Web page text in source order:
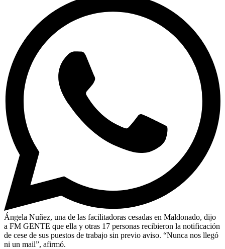
Ángela Nuñez, una de las facilitadoras cesadas en Maldonado, dijo
a FM GENTE que ella y otras 17 personas recibieron la notificación
de cese de sus puestos de trabajo sin previo aviso. “Nunca nos llegó
ni un mail”, afirmó.